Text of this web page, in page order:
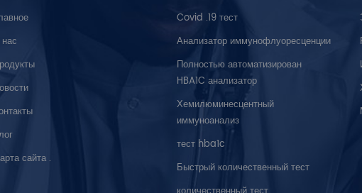
сайта .
Covid .19 тест
Анализатор иммунофлуоресценции
Полностью автоматизирован
HBA1C анализатор
Хемилюминесцентный
иммуноанализ
тест hba1c
Быстрый количественный тест